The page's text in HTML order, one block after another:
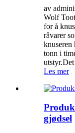
av
Wolf
for å
råvarer
knuseren
tonn i
Les mer
gjødsel